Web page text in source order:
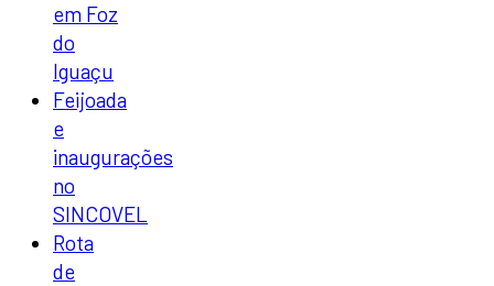
em Foz
do
Iguaçu
Feijoada
e
inaugurações
no
SINCOVEL
Rota
de